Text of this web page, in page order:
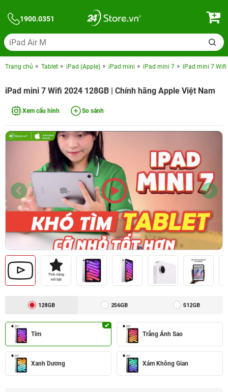
1900.0351
Trang chủ Tablet iPad (Apple) iPad mini iPad mini 7 iPad mini 7 Wifi
iPad mini 7 Wifi 2024 128GB | Chính hãng Apple Việt Nam
Xem cấu hình So sánh
128GB 256GB 512GB
Tím Trắng Ánh Sao
Xanh Dương Xám Không Gian